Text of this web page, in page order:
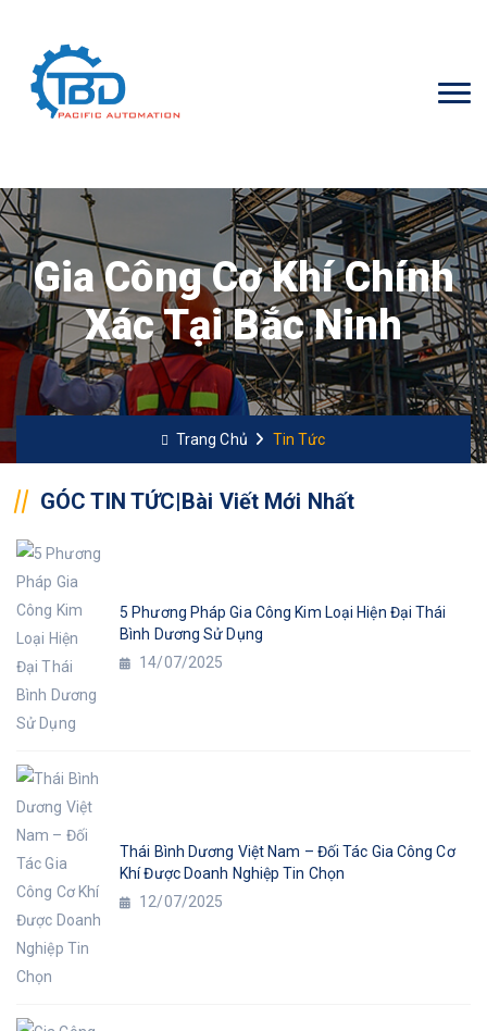
Gia Công Cơ Khí Chính
Xác Tại Bắc Ninh
Trang Chủ Tin Tức
GÓC TIN TỨC|Bài Viết Mới Nhất
5 Phương Pháp Gia Công Kim Loại Hiện Đại Thái
Bình Dương Sử Dụng
14/07/2025
Thái Bình Dương Việt Nam – Đối Tác Gia Công Cơ
Khí Được Doanh Nghiệp Tin Chọn
12/07/2025